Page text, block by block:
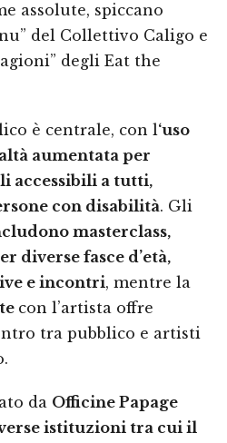
assolute, spiccano
del Collettivo Caligo e
degli Eat the
è centrale, con l‘uso
aumentata per
accessibili a tutti,
con disabilità. Gli
masterclass,
diverse fasce d’età,
e incontri, mentre la
con l’artista offre
tra pubblico e artisti
da Officine Papage
istituzioni tra cui il